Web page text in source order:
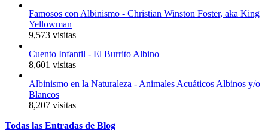
Famosos con Albinismo - Christian Winston Foster, aka King
Yellowman
9,573 visitas
Cuento Infantil - El Burrito Albino
8,601 visitas
Albinismo en la Naturaleza - Animales Acuáticos Albinos y/o
Blancos
8,207 visitas
Todas las Entradas de Blog